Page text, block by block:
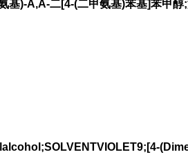
基)-Α,Α-二[4-(二甲氨基)苯基]苯甲